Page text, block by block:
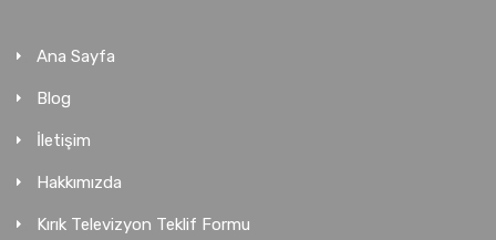
Ana Sayfa
Blog
İletişim
Hakkımızda
Kırık Televizyon Teklif Formu